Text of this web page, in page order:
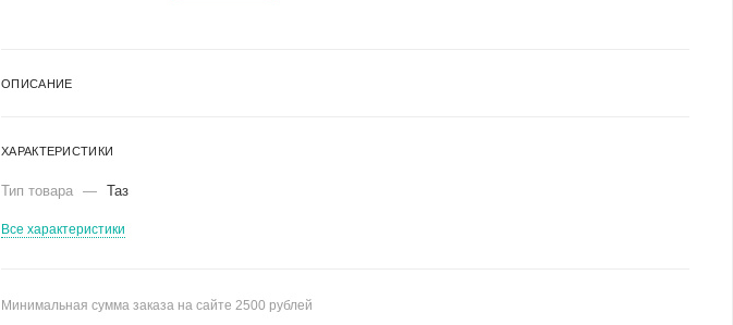
ОПИСАНИЕ
ХАРАКТЕРИСТИКИ
Тип товара — Таз
Все характеристики
Минимальная сумма заказа на сайте 2500 рублей